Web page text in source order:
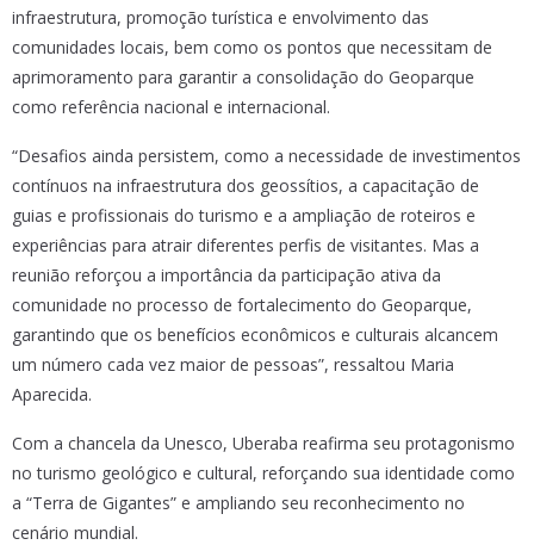
infraestrutura, promoção turística e envolvimento das
comunidades locais, bem como os pontos que necessitam de
aprimoramento para garantir a consolidação do Geoparque
como referência nacional e internacional.
“Desafios ainda persistem, como a necessidade de investimentos
contínuos na infraestrutura dos geossítios, a capacitação de
guias e profissionais do turismo e a ampliação de roteiros e
experiências para atrair diferentes perfis de visitantes. Mas a
reunião reforçou a importância da participação ativa da
comunidade no processo de fortalecimento do Geoparque,
garantindo que os benefícios econômicos e culturais alcancem
um número cada vez maior de pessoas”, ressaltou Maria
Aparecida.
Com a chancela da Unesco, Uberaba reafirma seu protagonismo
no turismo geológico e cultural, reforçando sua identidade como
a “Terra de Gigantes” e ampliando seu reconhecimento no
cenário mundial.